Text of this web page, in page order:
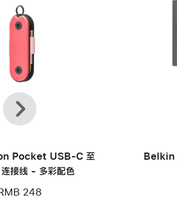
Pocket USB-C 至
接线 - 多彩配色
248
Belkin
上
一
个
下
一
个